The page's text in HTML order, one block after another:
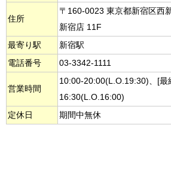
住所
〒160-0023 東京都新宿区西
新宿店 11F
最寄り駅
新宿駅
電話番号
03-3342-1111
営業時間
10:00-20:00(L.O.19:30)、[最
16:30(L.O.16:00)
定休日
期間中無休